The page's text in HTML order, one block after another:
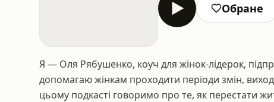
Обране
Я — Оля Рябушенко, коуч для жінок-лідерок,
допомагаю жінкам проходити періоди змін,
цьому подкасті говоримо про те, як перестати